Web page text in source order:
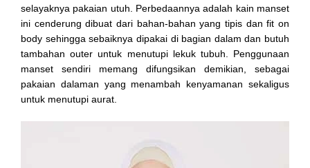
selayaknya pakaian utuh. Perbedaannya adalah kain manset
ini cenderung dibuat dari bahan-bahan yang tipis dan fit on
body sehingga sebaiknya dipakai di bagian dalam dan butuh
tambahan outer untuk menutupi lekuk tubuh. Penggunaan
manset sendiri memang difungsikan demikian, sebagai
pakaian dalaman yang menambah kenyamanan sekaligus
untuk menutupi aurat.